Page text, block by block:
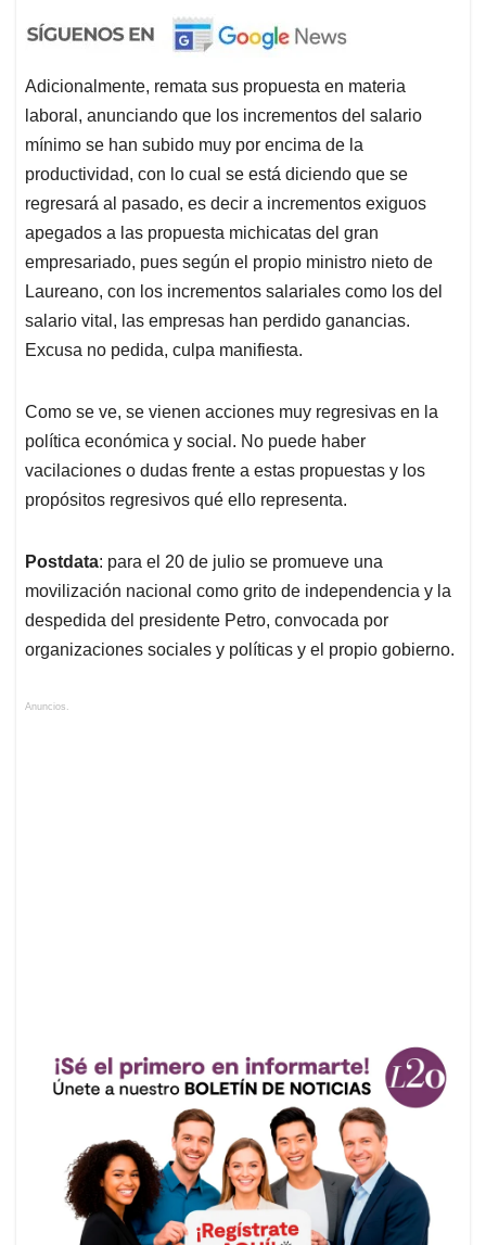
Adicionalmente, remata sus propuesta en materia
laboral, anunciando que los incrementos del salario
mínimo se han subido muy por encima de la
productividad, con lo cual se está diciendo que se
regresará al pasado, es decir a incrementos exiguos
apegados a las propuesta michicatas del gran
empresariado, pues según el propio ministro nieto de
Laureano, con los incrementos salariales como los del
salario vital, las empresas han perdido ganancias.
Excusa no pedida, culpa manifiesta.
Como se ve, se vienen acciones muy regresivas en la
política económica y social. No puede haber
vacilaciones o dudas frente a estas propuestas y los
propósitos regresivos qué ello representa.
Postdata: para el 20 de julio se promueve una
movilización nacional como grito de independencia y la
despedida del presidente Petro, convocada por
organizaciones sociales y políticas y el propio gobierno.
Anuncios.